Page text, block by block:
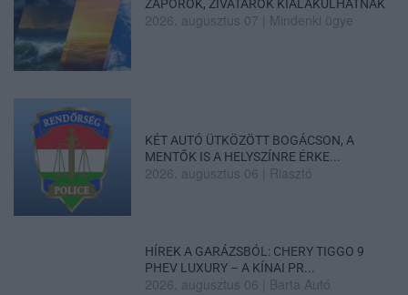
ZÁPOROK, ZIVATAROK KIALAKULHATNAK
2026. augusztus 07 Mindenki ügye
KÉT AUTÓ ÜTKÖZÖTT BOGÁCSON, A
MENTŐK IS A HELYSZÍNRE ÉRKE...
2026. augusztus 06 Riasztó
HÍREK A GARÁZSBÓL: CHERY TIGGO 9
PHEV LUXURY – A KÍNAI PR...
2026. augusztus 06 Barta Autó